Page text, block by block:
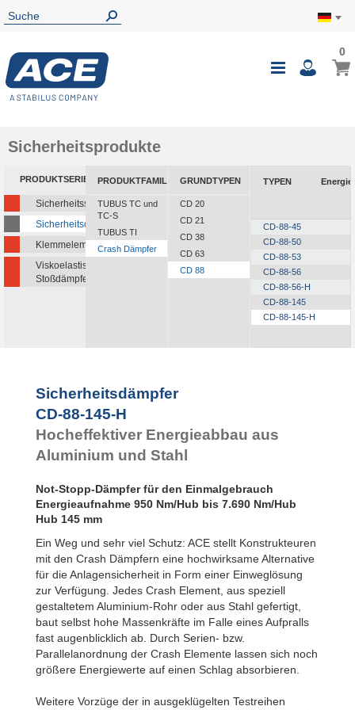
00
Sicherheitsprodukte
PRODUKTSERIEN
Sicherheitsstoßdämpfer
Sicherheitsdämpfer
Klemmelemente
Viskoelastische
Stoßdämpfer
PRODUKTFAMILIEN
TUBUS TC und
TC-S
TUBUS TI
Crash Dämpfer
GRUNDTYPEN
CD 20
CD 21
CD 38
CD 63
CD 88
TYPEN
CD-88-45
CD-88-50
CD-88-53
CD-88-56
CD-88-56-H
CD-88-145
CD-88-145-H
Sicherheitsdämpfer
CD-88-145-H
Hocheffektiver Energieabbau aus
Aluminium und Stahl
Not-Stopp-Dämpfer für den Einmalgebrauch
Energieaufnahme 950 Nm/Hub bis 7.690 Nm/Hub
Hub 145 mm
Ein Weg und sehr viel Schutz: ACE stellt Konstrukteuren
mit den Crash Dämpfern eine hochwirksame Alternative
für die Anlagensicherheit in Form einer Einweglösung
zur Verfügung. Jedes Crash Element, aus speziell
gestaltetem Aluminium-Rohr oder aus Stahl gefertigt,
baut selbst hohe Massenkräfte im Falle eines Aufpralls
fast augenblicklich ab. Durch Serien- bzw.
Parallelanordnung der Crash Elemente lassen sich noch
größere Energiewerte auf einen Schlag absorbieren.
Weitere Vorzüge der in ausgeklügelten Testreihen